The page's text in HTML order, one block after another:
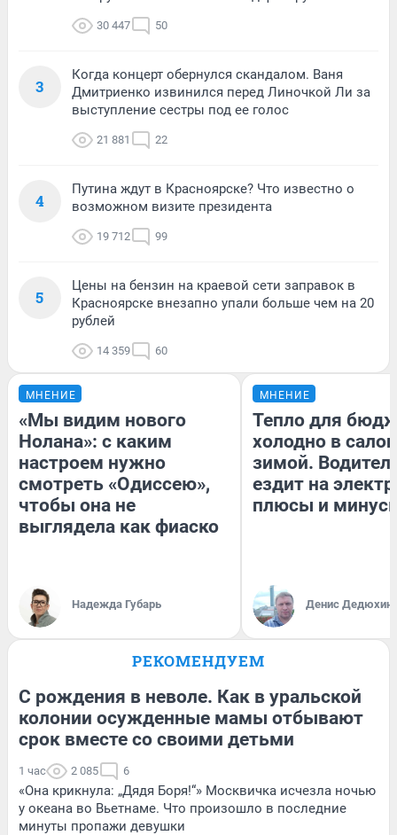
30 447 50
3
Когда концерт обернулся скандалом. Ваня
Дмитриенко извинился перед Линочкой Ли за
выступление сестры под ее голос
21 881 22
4
Путина ждут в Красноярске? Что известно о
возможном визите президента
19 712 99
5
Цены на бензин на краевой сети заправок в
Красноярске внезапно упали больше чем на 20
рублей
14 359 60
МНЕНИЕ
«Мы видим нового
Нолана»: с каким
настроем нужно
смотреть «Одиссею»,
чтобы она не
выглядела как фиаско
Надежда Губарь
МНЕНИЕ
Тепло для
холодно в
зимой.
ездит на
плюсы и
Денис Дедюхин
РЕКОМЕНДУЕМ
С рождения в неволе. Как в уральской
колонии осужденные мамы отбывают
срок вместе со своими детьми
1 час 2 085 6
«Она крикнула: „Дядя Боря!“» Москвичка исчезла ночью
у океана во Вьетнаме. Что произошло в последние
минуты пропажи девушки